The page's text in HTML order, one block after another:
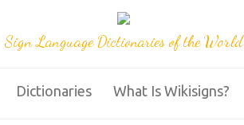
Sign Language Dictionaries of the World
Dictionaries What Is Wikisigns?